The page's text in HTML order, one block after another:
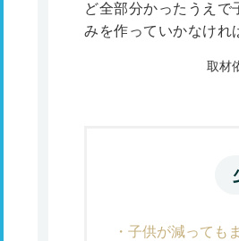
ど全部分かったうえで
みを作っていかなけれ
取材
子供が減っても